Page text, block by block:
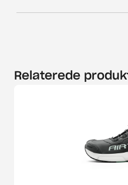
Relaterede